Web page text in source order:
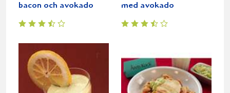
bacon och avokado
med avokado